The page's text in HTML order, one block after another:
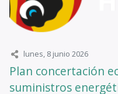
lunes, 8 junio 2026
Plan concertación
suministros